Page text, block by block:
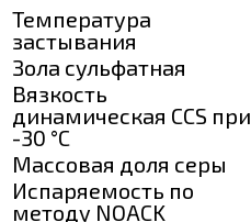
Температура
застывания
Зола сульфатная
Вязкость
динамическая CCS при
-30 °С
Массовая доля серы
Испаряемость по
методу NOACK